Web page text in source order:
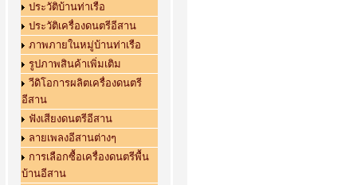
ประวัติบ้านท่าเรือ
ประวัติเครื่องดนตรีอีสาน
ภาพภายในหมู่บ้านท่าเรือ
รูปภาพสินค้าเพิ่มเติม
วีดิโอการผลิตเครื่องดนตรี
อีสาน
ฟังเสียงดนตรีอีสาน
ลายเพลงอีสานต่างๆ
การเลือกซื้อเครื่องดนตรีพื้น
บ้านอีสาน